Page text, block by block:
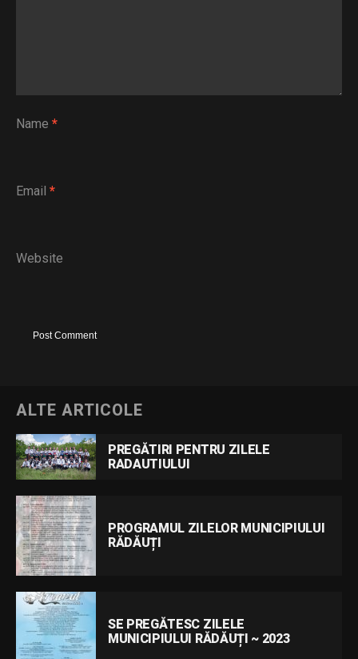
Name *
Email *
Website
ALTE ARTICOLE
PREGĂTIRI PENTRU ZILELE
RADAUTIULUI
PROGRAMUL ZILELOR MUNICIPIULUI
RĂDĂUȚI
SE PREGĂTESC ZILELE
MUNICIPIULUI RĂDĂUȚI ~ 2023